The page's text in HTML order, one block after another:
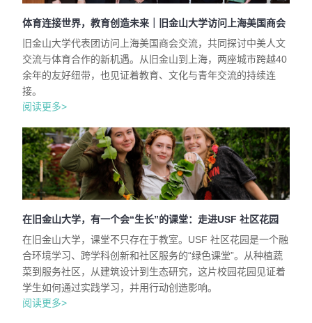
体育连接世界，教育创造未来｜旧金山大学访问上海美国商会
旧金山大学代表团访问上海美国商会交流，共同探讨中美人文
交流与体育合作的新机遇。从旧金山到上海，两座城市跨越40
余年的友好纽带，也见证着教育、文化与青年交流的持续连
接。
阅读更多>
在旧金山大学，有一个会“生长”的课堂：走进USF 社区花园
在旧金山大学，课堂不只存在于教室。USF 社区花园是一个融
合环境学习、跨学科创新和社区服务的“绿色课堂”。从种植蔬
菜到服务社区，从建筑设计到生态研究，这片校园花园见证着
学生如何通过实践学习，并用行动创造影响。
阅读更多>